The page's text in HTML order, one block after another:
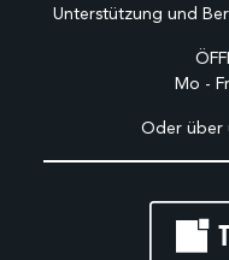
Unterstützung und
Mo -
Oder über